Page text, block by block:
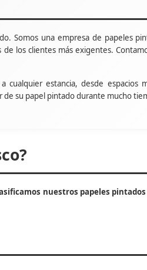
Somos una empresa de papeles
los clientes más exigentes.
estancia, desde espacios
de su papel pintado durante mucho
nuestros papeles